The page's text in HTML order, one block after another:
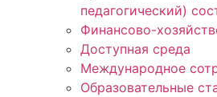
педагогический)
Финансово-
Доступная среда
Международное
Образовательные